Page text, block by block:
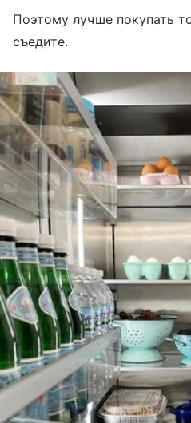
Поэтому лучше покупать
съедите.